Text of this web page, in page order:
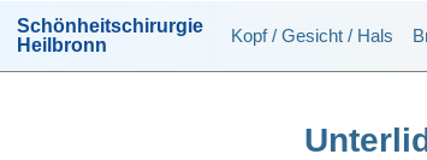
Schönheitschirurgie
Heilbronn
Kopf / Gesicht / Hals